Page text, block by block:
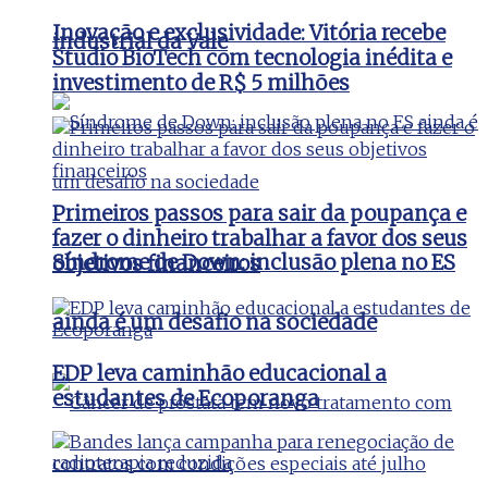
industrial da Vale
Síndrome de Down: inclusão plena no ES
ainda é um desafio na sociedade
Inovação e exclusividade: Vitória recebe
Studio BioTech com tecnologia inédita e
investimento de R$ 5 milhões
Primeiros passos para sair da poupança e
fazer o dinheiro trabalhar a favor dos seus
objetivos financeiros
EDP leva caminhão educacional a
estudantes de Ecoporanga